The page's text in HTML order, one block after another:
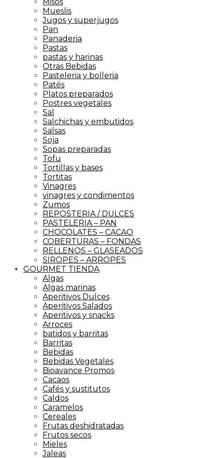
Mueslis
Jugos y superjugos
Pan
Panaderia
Pastas
pastas y harinas
Otras Bebidas
Pasteleria y bolleria
Patés
Platos preparados
Postres vegetales
Sal
Salchichas y embutidos
Salsas
Soja
Sopas preparadas
Tofu
Tortillas y bases
Tortitas
Vinagres
vinagres y condimentos
Zumos
REPOSTERIA / DULCES
PASTELERIA – PAN
CHOCOLATES – CACAO
COBERTURAS – FONDAS
RELLENOS – GLASEADOS
SIROPES – ARROPES
GOURMET TIENDA
Algas
Algas marinas
Aperitivos Dulces
Aperitivos Salados
Aperitivos y snacks
Arroces
batidos y barritas
Barritas
Bebidas
Bebidas Vegetales
Bioavance Promos
Cacaos
Cafés y sustitutos
Caldos
Caramelos
Cereales
Frutas deshidratadas
Frutos secos
Mieles
Jaleas